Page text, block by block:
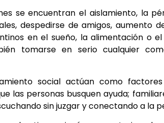
se encuentran el aislamiento, la
despedirse de amigos, aumento
en el sueño, la alimentación o
tomarse en serio cualquier
social actúan como
las personas busquen ayuda;
sin juzgar y conectando a la